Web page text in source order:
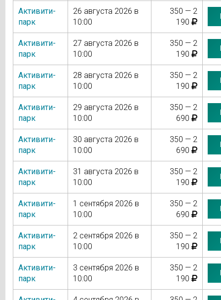
Активити-
парк
26 августа 2026 в
10:00
350 — 2
190
Активити-
парк
27 августа 2026 в
10:00
350 — 2
190
Активити-
парк
28 августа 2026 в
10:00
350 — 2
190
Активити-
парк
29 августа 2026 в
10:00
350 — 2
690
Активити-
парк
30 августа 2026 в
10:00
350 — 2
690
Активити-
парк
31 августа 2026 в
10:00
350 — 2
190
Активити-
парк
1 сентября 2026 в
10:00
350 — 2
690
Активити-
парк
2 сентября 2026 в
10:00
350 — 2
190
Активити-
парк
3 сентября 2026 в
10:00
350 — 2
190